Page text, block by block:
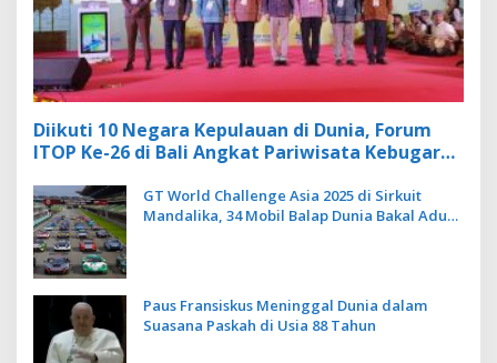
Diikuti 10 Negara Kepulauan di Dunia, Forum
ITOP Ke-26 di Bali Angkat Pariwisata Kebugaran
GT World Challenge Asia 2025 di Sirkuit
Mandalika, 34 Mobil Balap Dunia Bakal Adu
Paus Fransiskus Meninggal Dunia dalam
Suasana Paskah di Usia 88 Tahun